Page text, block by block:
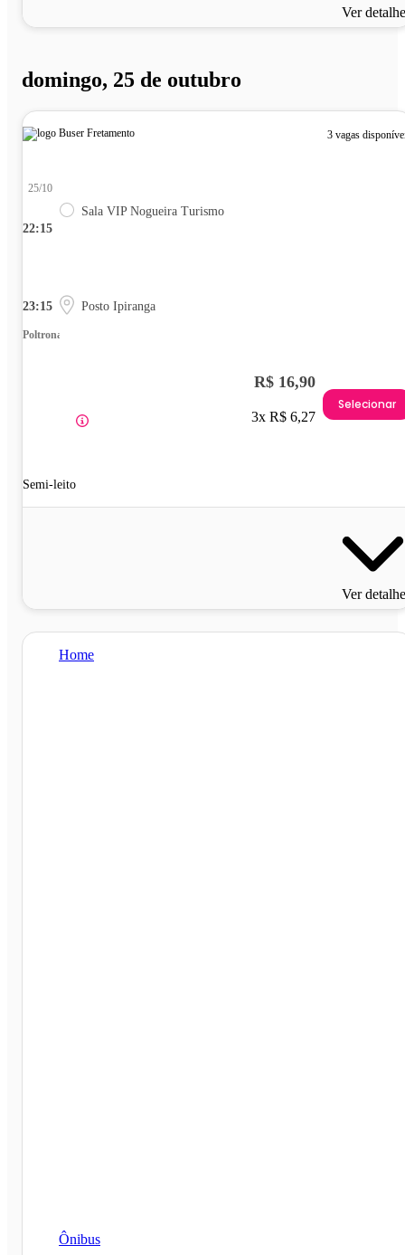
Ver
domingo, 25 de outubro
3 vagas
22:15
25/10
Sala VIP Nogueira Turismo
23:15 Posto Ipiranga
Poltrona
Semi-leito
R$ 16,90
3x R$ 6,27
Selecionar
Ver
Home
Ônibus